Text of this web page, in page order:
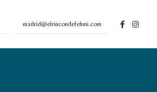
madrid@elrincondefehmi.com